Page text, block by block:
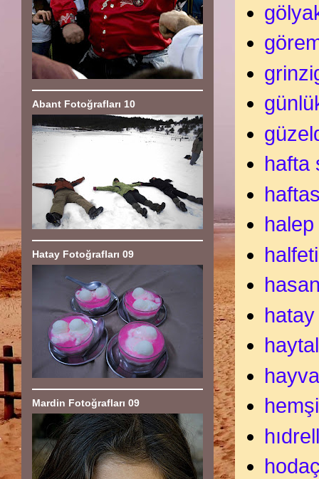
hafta
halep
halfeti
hatay
Abant Fotoğrafları 10
Hatay Fotoğrafları 09
Mardin Fotoğrafları 09